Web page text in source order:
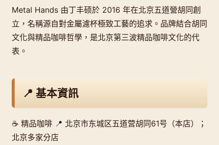
Metal Hands 由丁丰硕於 2016 年在北京五道營胡同創
立，名稱源自對金屬濾杯極致工藝的追求。品牌結合胡同
文化與精品咖啡哲學，是北京第三波精品咖啡文化的代
表。
📍 基本資訊
☕ 精品咖啡 📍 北京市东城区五道营胡同61号（本店）；
北京多家分店